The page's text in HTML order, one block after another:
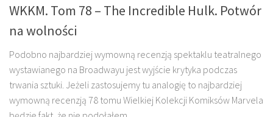
WKKM. Tom 78 – The Incredible Hulk. Potwór
na wolności
Podobno najbardziej wymowną recenzją spektaklu teatralnego
wystawianego na Broadwayu jest wyjście krytyka podczas
trwania sztuki. Jeżeli zastosujemy tu analogię to najbardziej
wymowną recenzją 78 tomu Wielkiej Kolekcji Komiksów Marvela